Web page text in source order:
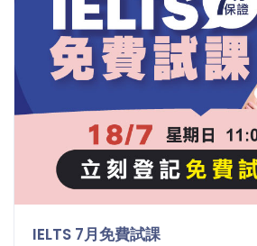
IELTS 7月免費試課